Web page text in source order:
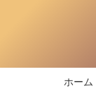
ホーム